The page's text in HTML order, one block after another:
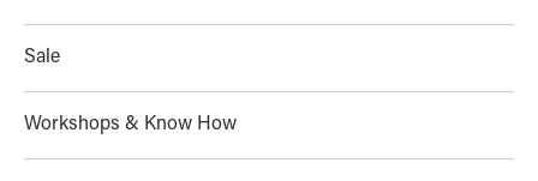
Sale
Workshops & Know How